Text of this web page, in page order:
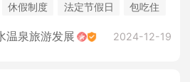
休假制度 法定节假日 包吃住
温泉旅游发展 2024-12-19